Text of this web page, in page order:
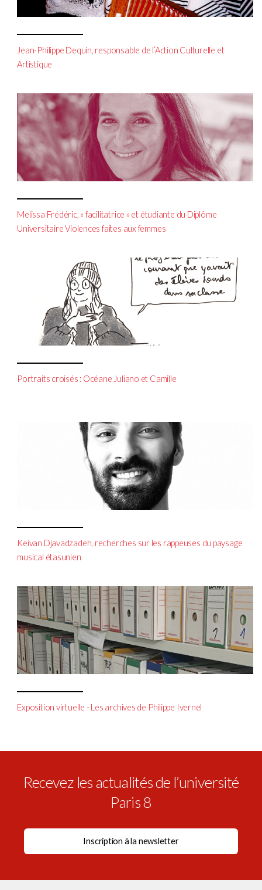
Jean-Philippe Dequin, responsable de l’Action Culturelle et
Artistique
Melissa Frédéric, « facilitatrice » et étudiante du Diplôme
Universitaire Violences faites aux femmes
Portraits croisés : Océane Juliano et Camille
Keivan Djavadzadeh, recherches sur les rappeuses du paysage
musical étasunien
Exposition virtuelle - Les archives de Philippe Ivernel
Recevez les actualités de l’université
Paris 8